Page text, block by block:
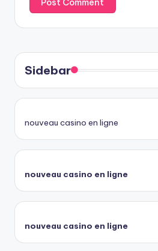
Sidebar
nouveau casino en ligne
nouveau casino en ligne
nouveau casino en ligne